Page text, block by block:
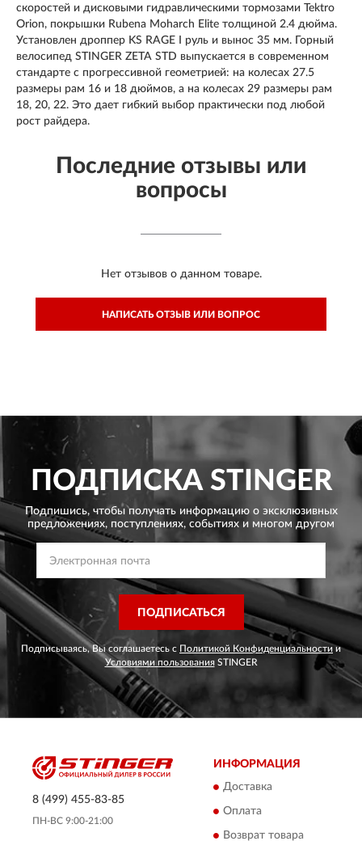
скоростей и дисковыми гидравлическими тормозами Tektro
Orion, покрышки Rubena Moharch Elite толщиной 2.4 дюйма.
Установлен дроппер KS RAGE I руль и вынос 35 мм. Горный
велосипед STINGER ZETA STD выпускается в современном
стандарте с прогрессивной геометрией: на колесах 27.5
размеры рам 16 и 18 дюймов, а на колесах 29 размеры рам
18, 20, 22. Это дает гибкий выбор практически под любой
рост райдера.
Последние отзывы или
вопросы
Нет отзывов о данном товаре.
НАПИСАТЬ ОТЗЫВ ИЛИ ВОПРОС
ПОДПИСКАSTINGER
Подпишись, чтобы получать информацию о эксклюзивных
предложениях, поступлениях, событиях и многом другом
ПОДПИСАТЬСЯ
Подписываясь, Вы соглашаетесь с Политикой Конфиденциальности и
Условиями пользованияSTINGER
8 (499) 455-83-85
ПН-ВС 9:00-21:00
ИНФОРМАЦИЯ
Доставка
Оплата
Возврат товара